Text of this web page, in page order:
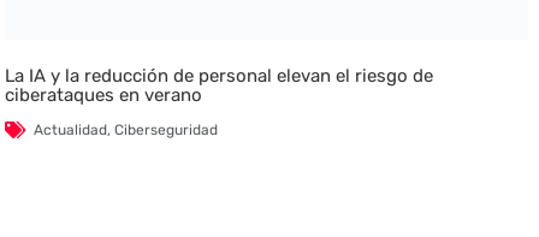
La IA y la reducción de personal elevan el riesgo de
ciberataques en verano
Actualidad,Ciberseguridad